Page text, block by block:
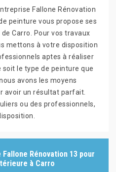
Fallone Rénovation
peinture vous propose ses
Carro. Pour vos travaux
mettons à votre disposition
aptes à réaliser
soit le type de peinture que
avons les moyens
avoir un résultat parfait.
ou des professionnels,
Rénovation 13 pour
à Carro